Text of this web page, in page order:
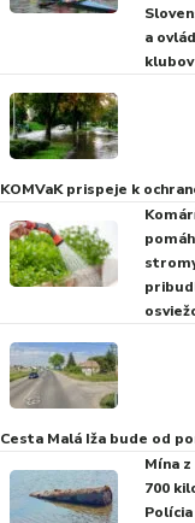
a
klubov
KOMVaK prispeje k
Cesta Malá Iža bude od
Mína z
700